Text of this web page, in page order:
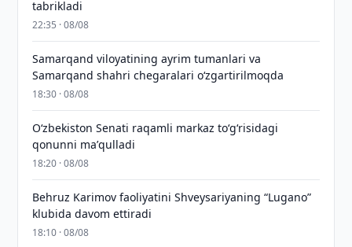
tabrikladi
22:35 · 08/08
Samarqand viloyatining ayrim tumanlari va
Samarqand shahri chegaralari oʻzgartirilmoqda
18:30 · 08/08
Oʻzbekiston Senati raqamli markaz toʻgʻrisidagi
qonunni maʼqulladi
18:20 · 08/08
Behruz Karimov faoliyatini Shveysariyaning “Lugano”
klubida davom ettiradi
18:10 · 08/08